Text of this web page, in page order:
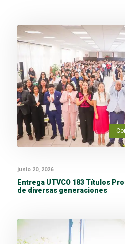
junio 20, 2026
Entrega UTVCO 183 Títulos
de diversas generaciones